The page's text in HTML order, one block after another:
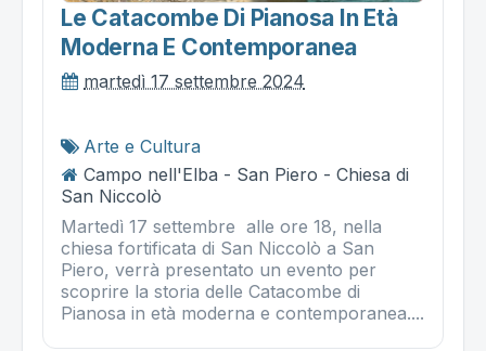
Le Catacombe Di Pianosa In Età
Moderna E Contemporanea
martedì 17 settembre 2024
Arte e Cultura
Campo nell'Elba - San Piero - Chiesa di
San Niccolò
Martedì 17 settembre alle ore 18, nella
chiesa fortificata di San Niccolò a San
Piero, verrà presentato un evento per
scoprire la storia delle Catacombe di
Pianosa in età moderna e contemporanea....